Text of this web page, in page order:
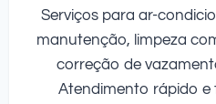
Serviços para ar-
manutenção, limpeza
correção de
Atendimento rápido e